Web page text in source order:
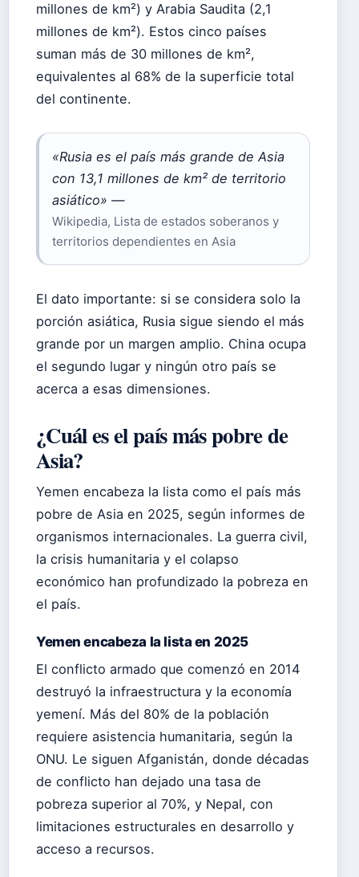
millones de km²) y Arabia Saudita (2,1
millones de km²). Estos cinco países
suman más de 30 millones de km²,
equivalentes al 68% de la superficie total
del continente.
«Rusia es el país más grande de Asia
con 13,1 millones de km² de territorio
asiático» —
Wikipedia, Lista de estados soberanos y
territorios dependientes en Asia
El dato importante: si se considera solo la
porción asiática, Rusia sigue siendo el más
grande por un margen amplio. China ocupa
el segundo lugar y ningún otro país se
acerca a esas dimensiones.
¿Cuál es el país más pobre de
Asia?
Yemen encabeza la lista como el país más
pobre de Asia en 2025, según informes de
organismos internacionales. La guerra civil,
la crisis humanitaria y el colapso
económico han profundizado la pobreza en
el país.
Yemen encabeza la lista en 2025
El conflicto armado que comenzó en 2014
destruyó la infraestructura y la economía
yemení. Más del 80% de la población
requiere asistencia humanitaria, según la
ONU. Le siguen Afganistán, donde décadas
de conflicto han dejado una tasa de
pobreza superior al 70%, y Nepal, con
limitaciones estructurales en desarrollo y
acceso a recursos.